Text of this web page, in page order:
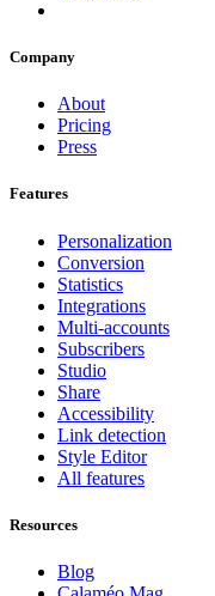
Company
About
Pricing
Press
Features
Personalization
Conversion
Statistics
Integrations
Multi-accounts
Subscribers
Studio
Share
Accessibility
Link detection
Style Editor
All features
Resources
Blog